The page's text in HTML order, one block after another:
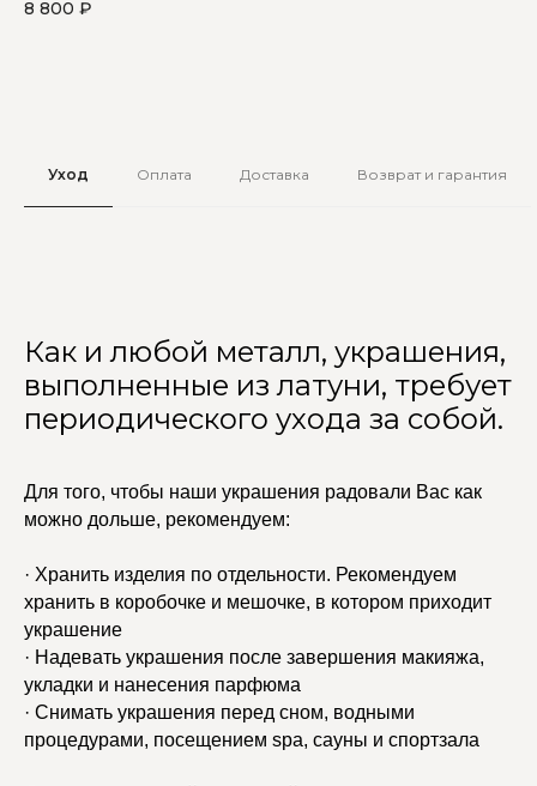
8 800 ₽
Уход Оплата Доставка Возврат и гарантия
Как и любой металл, украшения,
выполненные из латуни, требует
периодического ухода за собой.
Для того, чтобы наши украшения радовали Вас как
можно дольше, рекомендуем:
· Хранить изделия по отдельности. Рекомендуем
хранить в коробочке и мешочке, в котором приходит
украшение
· Надевать украшения после завершения макияжа,
укладки и нанесения парфюма
· Снимать украшения перед сном, водными
процедурами, посещением spa, сауны и спортзала